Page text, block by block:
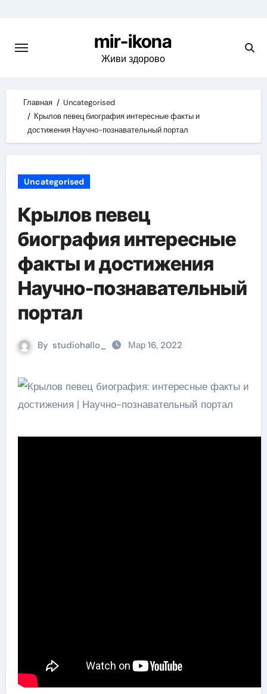
content
mir-ikona
Живи здорово
Главная
Uncategorised
Крылов певец биография интересные факты и
достижения Научно-познавательный портал
Uncategorised
Крылов певец
биография интересные
факты и достижения
Научно-познавательный
портал
By studiohallo_ Мар 16, 2022